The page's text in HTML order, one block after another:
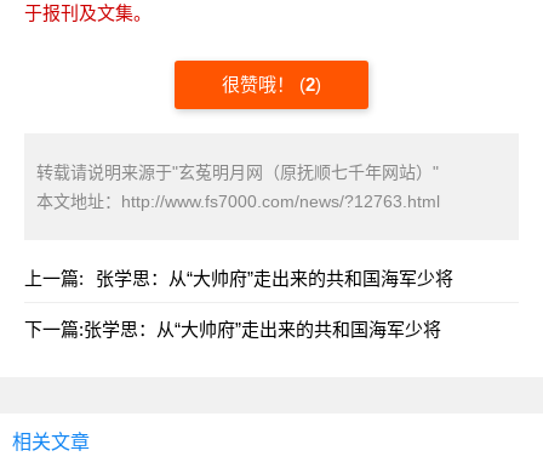
于报刊及文集。
很赞哦！ (2)
转载请说明来源于"玄菟明月网（原抚顺七千年网站）"
本文地址： http://www.fs7000.com/news/?12763.html
上一篇: 张学思：从“大帅府”走出来的共和国海军少将
下一篇:张学思：从“大帅府”走出来的共和国海军少将
相关文章